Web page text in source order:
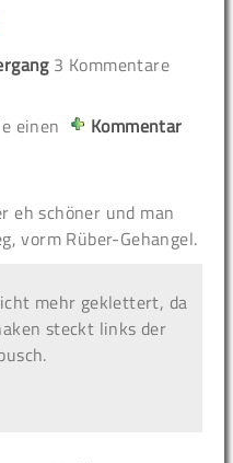
3 Kommentare
einen
Kommentar
eh schöner und man
vorm Rüber-Gehangel.
mehr geklettert, da
steckt links der